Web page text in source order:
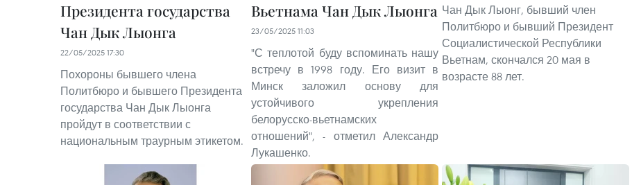
Президента государства
Чан Дык Лыонга
22/05/2025 17:30
Похороны бывшего члена
Политбюро и бывшего Президента
государства Чан Дык Лыонга
пройдут в соответствии с
национальным траурным этикетом.
Вьетнама Чан Дык Лыонга
23/05/2025 11:03
"С теплотой буду вспоминать нашу
встречу в 1998 году. Его визит в
Минск заложил основу для
устойчивого укрепления
белорусско-вьетнамских
отношений", - отметил Александр
Лукашенко.
Чан Дык Лыонг, бывший член
Политбюро и бывший Президент
Социалистической Республики
Вьетнам, скончался 20 мая в
возрасте 88 лет.